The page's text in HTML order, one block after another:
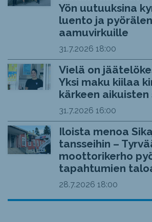
Yön uutuuksina
luento ja
aamuvirkuille
31.7.2026 18:00
Vielä on
Yksi maku kiilaa
kärkeen aikuisten
31.7.2026 16:00
Iloista menoa
tansseihin –
moottorikerho
tapahtumien
28.7.2026 18:00